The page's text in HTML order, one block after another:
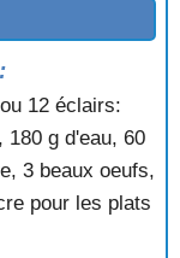
12 éclairs:
180 g d'eau, 60
3 beaux oeufs,
pour les plats